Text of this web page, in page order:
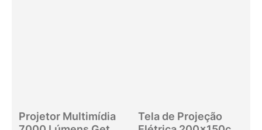
Projetor Multimídia
Tela de Projeção